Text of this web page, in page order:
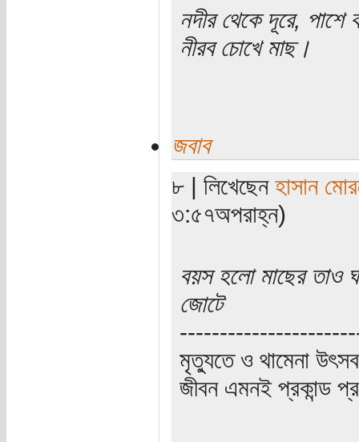
নদীর থেকে দূরে, পাশে
নীরব চোখে মাছ।
জবাব
৮ | লিখেছেন হাসান
৩:৫৭অপরাহ্ন)
বয়স হলো মাছের তাও
জোটে
মৃত্যুতে ও থামেনা উৎসব
জীবন এমনই প্রকান্ড